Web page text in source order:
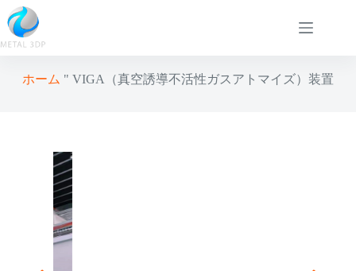
ホーム " VIGA（真空誘導不活性ガスアトマイズ）装置